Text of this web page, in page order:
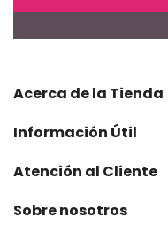
Acerca de la Tienda
Información Útil
Atención al Cliente
Sobre nosotros